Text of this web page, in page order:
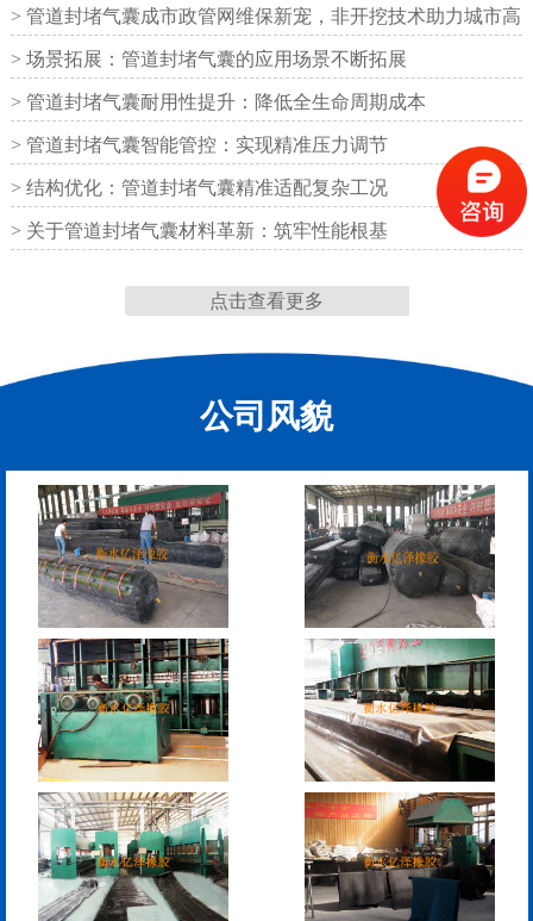
铁路盆式支座 公路盆式橡胶支座
缝
缝
RG型桥梁伸缩缝
D40、60、80型桥梁伸
缩缝
模数式160、240、320伸
缩缝
SF梳型伸缩缝
> 管道封堵气囊成市政管网维保新宠，非开挖技术助力城市高
效运
> 场景拓展：管道封堵气囊的应用场景不断拓展
> 管道封堵气囊耐用性提升：降低全生命周期成本
> 管道封堵气囊智能管控：实现精准压力调节
> 结构优化：管道封堵气囊精准适配复杂工况
> 关于管道封堵气囊材料革新：筑牢性能根基
点击查看更多
公司风貌